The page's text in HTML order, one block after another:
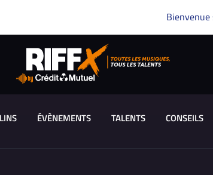
Bienvenue
ÉVÈNEMENTS TALENTS CONSEILS